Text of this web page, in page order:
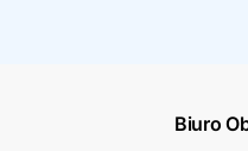
Biuro